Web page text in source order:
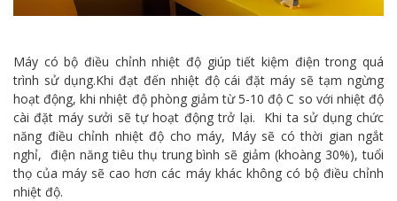
Máy có bộ điều chỉnh nhiệt độ giúp tiết kiệm điện trong quá
trình sử dụng.Khi đạt đến nhiệt độ cái đặt máy sẽ tạm ngừng
hoạt động, khi nhiệt độ phòng giảm từ 5-10 độ C so với nhiệt độ
cài đặt máy sưởi sẽ tự hoạt động trở lại. Khi ta sử dụng chức
năng điều chỉnh nhiệt độ cho máy, Máy sẽ có thời gian ngắt
nghỉ, điện năng tiêu thụ trung bình sẽ giảm (khoàng 30%), tuổi
thọ của máy sẽ cao hơn các máy khác không có bộ điều chỉnh
nhiệt độ.